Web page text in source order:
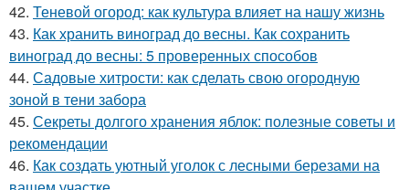
42. Теневой огород: как культура влияет на нашу жизнь
43. Как хранить виноград до весны. Как сохранить
виноград до весны: 5 проверенных способов
44. Садовые хитрости: как сделать свою огородную
зоной в тени забора
45. Секреты долгого хранения яблок: полезные советы и
рекомендации
46. Как создать уютный уголок с лесными березами на